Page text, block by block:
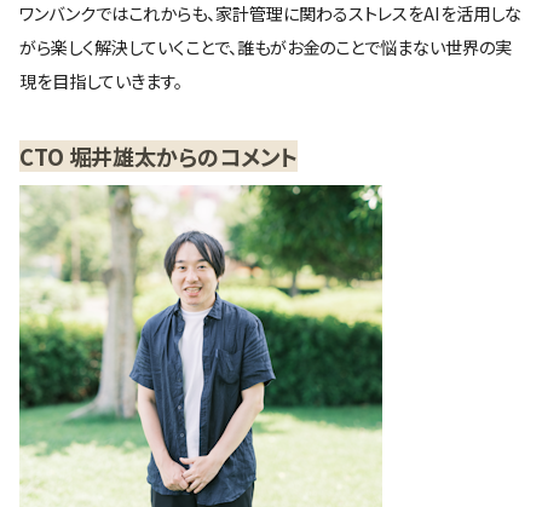
ワンバンクではこれからも、家計管理に関わるストレスをAIを活用しな
がら楽しく解決していくことで、誰もがお金のことで悩まない世界の実
現を目指していきます。
CTO 堀井雄太からのコメント